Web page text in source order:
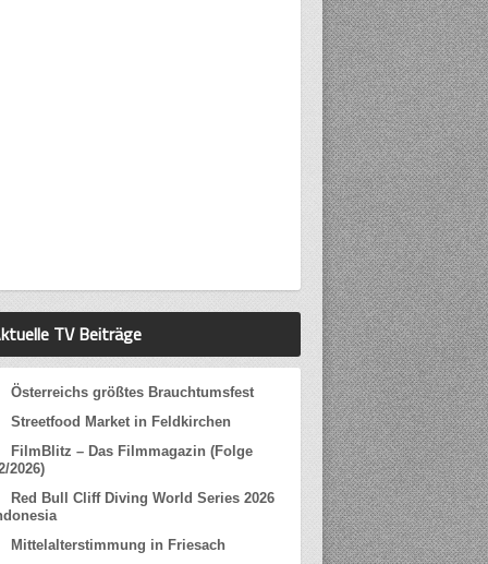
TV Beiträge
Österreichs größtes Brauchtumsfest
Streetfood Market in Feldkirchen
FilmBlitz – Das Filmmagazin (Folge
2026)
Red Bull Cliff Diving World Series 2026
Mittelalterstimmung in Friesach